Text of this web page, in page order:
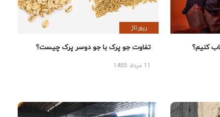
کنیم؟
رپورتاژ
تفاوت جو پرک با جو دوسر پرک چیست؟